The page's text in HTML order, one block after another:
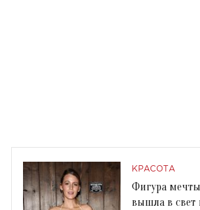
КРАСОТА
Фигура
вышла в